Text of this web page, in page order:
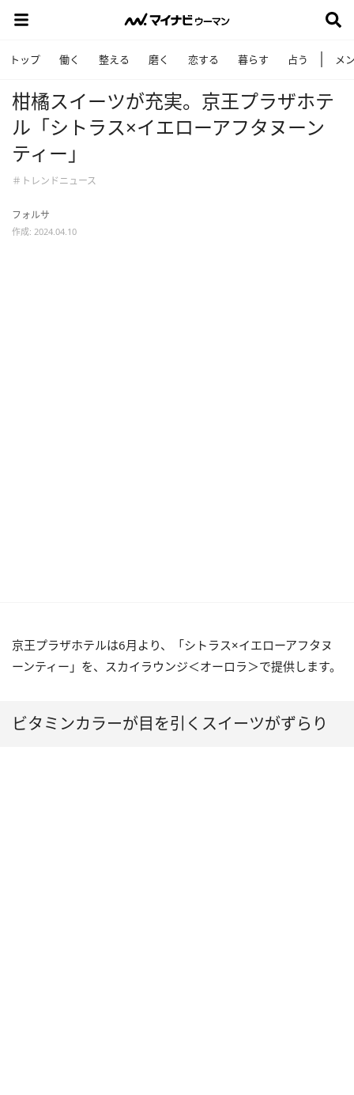
トップ 働く 整える 磨く 恋する 暮らす 占う メ
柑橘スイーツが充実。京王プラザホテ
ル「シトラス×イエローアフタヌーン
ティー」
＃トレンドニュース
フォルサ
作成: 2024.04.10
京王プラザホテルは6月より、「シトラス×イエローアフタヌ
ーンティー」を、スカイラウンジ＜オーロラ＞で提供します。
ビタミンカラーが目を引くスイーツがずらり